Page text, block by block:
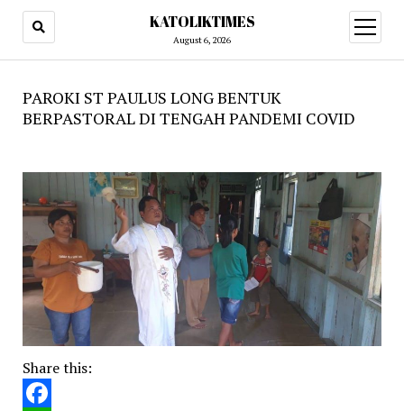
KATOLIKTIMES
August 6, 2026
open
menu
PAROKI ST PAULUS LONG BENTUK
BERPASTORAL DI TENGAH PANDEMI COVID
Share this: